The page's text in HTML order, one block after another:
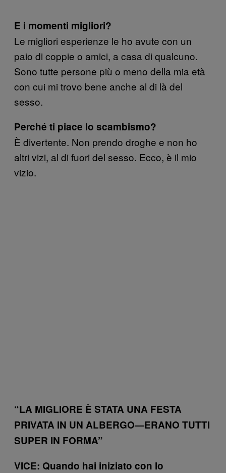
E i momenti migliori?
Le migliori esperienze le ho avute con un
paio di coppie o amici, a casa di qualcuno.
Sono tutte persone più o meno della mia età
con cui mi trovo bene anche al di là del
sesso.
Perché ti piace lo scambismo?
È divertente. Non prendo droghe e non ho
altri vizi, al di fuori del sesso. Ecco, è il mio
vizio.
“LA MIGLIORE È STATA UNA FESTA
PRIVATA IN UN ALBERGO—ERANO TUTTI
SUPER IN FORMA”
VICE: Quando hai iniziato con lo